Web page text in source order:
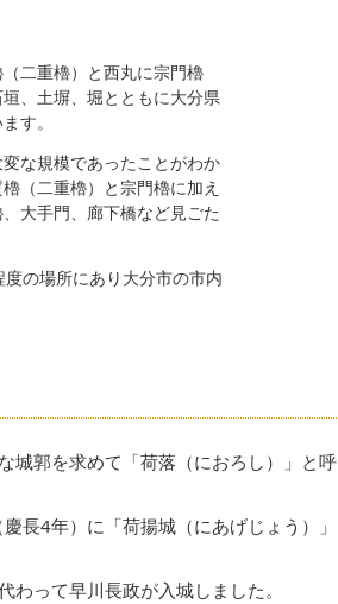
二重櫓）と西丸に宗門櫓
垣、土塀、堀とともに大分県
す。
な規模であったことがわか
（二重櫓）と宗門櫓に加え
大手門、廊下橋など見ごた
の場所にあり大分市の市内
城郭を求めて「荷落（におろし）」と呼
長4年）に「荷揚城（にあげじょう）」
って早川長政が入城しました。